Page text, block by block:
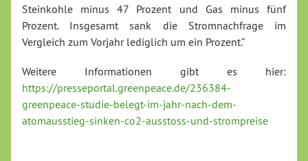
Steinkohle minus 47 Prozent und Gas minus fünf
Prozent. Insgesamt sank die Stromnachfrage im
Vergleich zum Vorjahr lediglich um ein Prozent.“
Weitere Informationen gibt es hier:
https://presseportal.greenpeace.de/236384-
greenpeace-studie-belegt-im-jahr-nach-dem-
atomausstieg-sinken-co2-ausstoss-und-strompreise